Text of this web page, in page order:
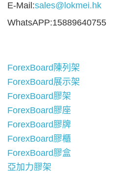
E-Mail:sales@lokmei.hk
WhatsAPP:15889640755
ForexBoard陳列架
ForexBoard展示架
ForexBoard膠架
ForexBoard膠座
ForexBoard膠牌
ForexBoard膠櫃
ForexBoard膠盒
亞加力膠架